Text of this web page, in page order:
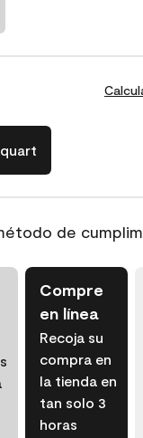
quart
de
Compre
en línea
Recoja su
compra en
la tienda en
tan solo 3
horas